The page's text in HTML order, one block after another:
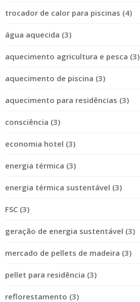
trocador de calor para piscinas (4)
água aquecida (3)
aquecimento agricultura e pesca (3)
aquecimento de piscina (3)
aquecimento para residências (3)
consciência (3)
economia hotel (3)
energia térmica (3)
energia térmica sustentável (3)
FSC (3)
geração de energia sustentável (3)
mercado de pellets de madeira (3)
pellet para residência (3)
reflorestamento (3)